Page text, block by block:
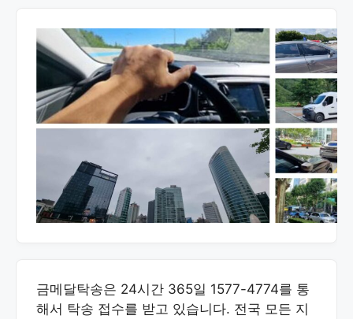
금메달탁송은 24시간 365일 1577-4774를 통
해서 탁송 접수를 받고 있습니다. 전국 모든 지